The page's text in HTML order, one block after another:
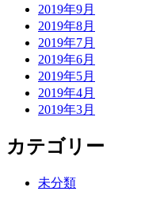
2019年9月
2019年8月
2019年7月
2019年6月
2019年5月
2019年4月
2019年3月
カテゴリー
未分類